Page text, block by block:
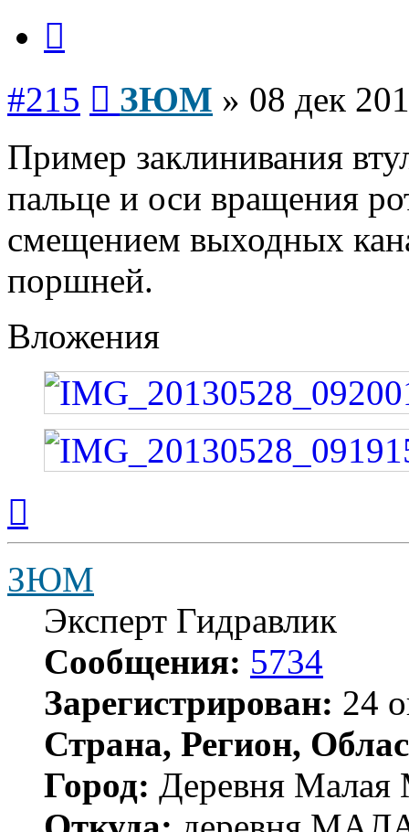
#215 ЗЮМ » 08 дек
Пример заклинивания
пальце и оси вращения
смещением выходных
поршней.
Вложения
началу
ЗЮМ
Эксперт Гидравлик
Сообщения: 5734
Зарегистрирован: 24
Страна, Регион,
Город: Деревня Малая